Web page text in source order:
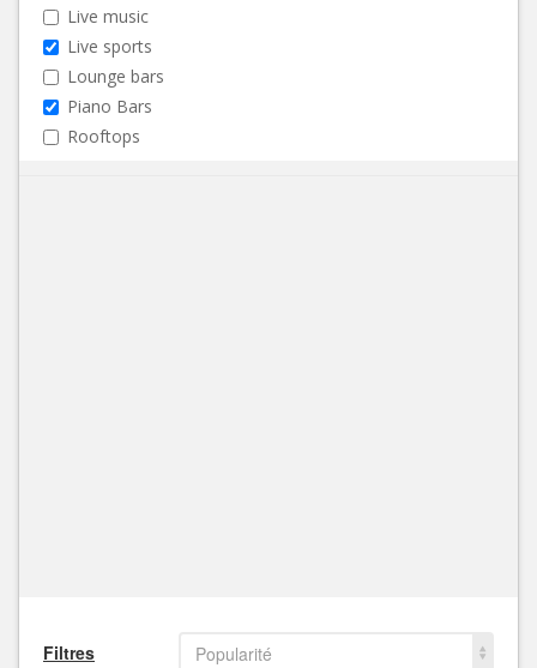
Live music
Live sports
Lounge bars
Piano Bars
Rooftops
Filtres Popularité